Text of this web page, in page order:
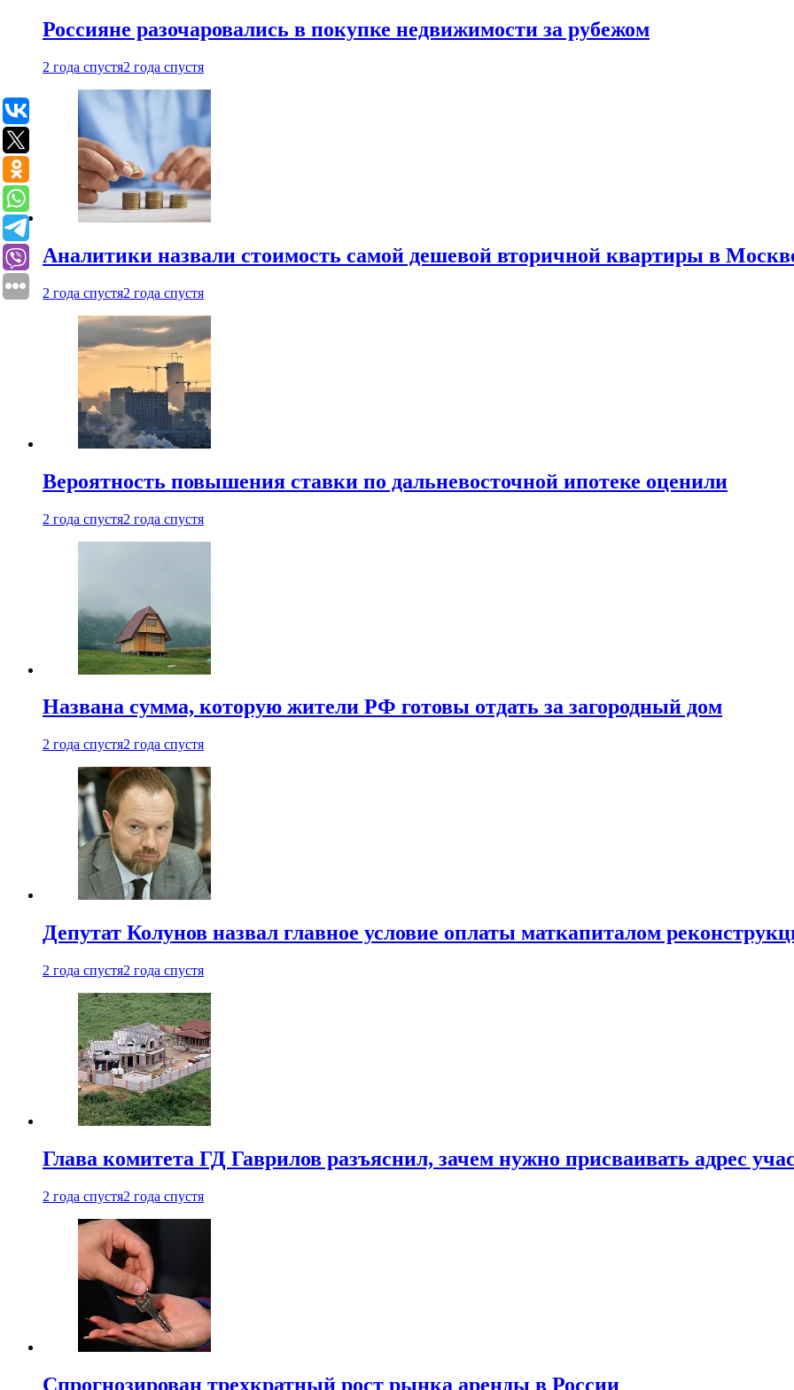
Россияне разочаровались в покупке недвижимости за рубежом
2 года спустя2 года спустя
Аналитики назвали стоимость самой дешевой вторичной квартиры в
2 года спустя2 года спустя
Вероятность повышения ставки по дальневосточной ипотеке оценили
2 года спустя2 года спустя
Названа сумма, которую жители РФ готовы отдать за загородный дом
2 года спустя2 года спустя
Депутат Колунов назвал главное условие оплаты маткапиталом
2 года спустя2 года спустя
Глава комитета ГД Гаврилов разъяснил, зачем нужно присваивать адрес
2 года спустя2 года спустя
Спрогнозирован трехкратный рост рынка аренды в России